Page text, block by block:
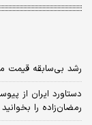
رشد بی‌سابقه قیمت مواد
دستاورد ایران از
رمضان‌زاده را بخوانید